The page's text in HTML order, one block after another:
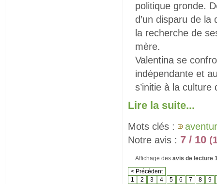
politique gronde.
d’un disparu de la
la recherche de
mère.
Valentina se
indépendante et
s’initie à la culture
Lire la suite...
Mots clés :
Notre avis : 7 / 10
Affichage des avis de lecture
< Précédent
1
2 3 4 5 6 7 8
9